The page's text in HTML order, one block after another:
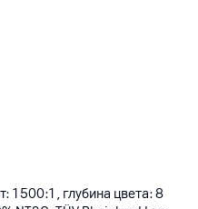
1500:1, глубина цвета: 8